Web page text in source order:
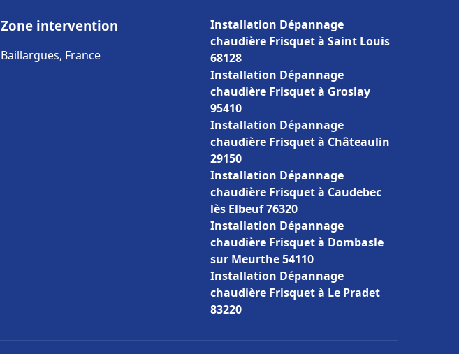
Zone intervention
Baillargues, France
Installation Dépannage
chaudière Frisquet à Saint Louis
68128
Installation Dépannage
chaudière Frisquet à Groslay
95410
Installation Dépannage
chaudière Frisquet à Châteaulin
29150
Installation Dépannage
chaudière Frisquet à Caudebec
lès Elbeuf 76320
Installation Dépannage
chaudière Frisquet à Dombasle
sur Meurthe 54110
Installation Dépannage
chaudière Frisquet à Le Pradet
83220